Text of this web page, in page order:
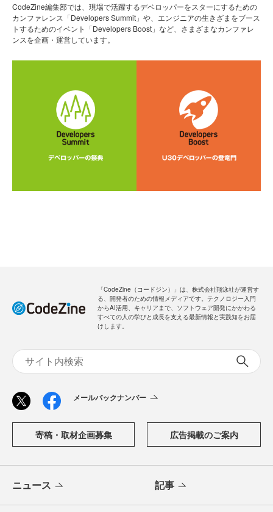
CodeZine編集部では、現場で活躍するデベロッパーをスターにするための
カンファレンス「Developers Summit」や、エンジニアの生きざまをブース
トするためのイベント「Developers Boost」など、さまざまなカンファレ
ンスを企画・運営しています。
「CodeZine（コードジン）」は、株式会社翔泳社が運営す
る、開発者のための情報メディアです。テクノロジー入門
からAI活用、キャリアまで、ソフトウェア開発にかかわる
すべての人の学びと成長を支える最新情報と実践知をお届
けします。
メールバックナンバー
寄稿・取材企画募集 広告掲載のご案内
ニュース 記事